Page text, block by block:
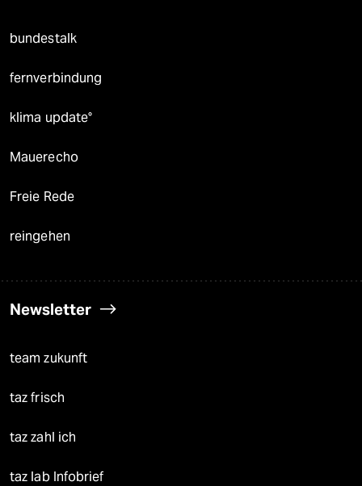
bundestalk
fernverbindung
klima update°
Mauerecho
Freie Rede
reingehen
Newsletter
team zukunft
taz frisch
taz zahl ich
taz lab Infobrief